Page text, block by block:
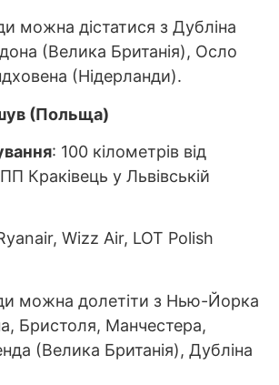
можна дістатися з Дубліна
(Велика Британія), Осло
(Нідерланди).
(Польща)
: 100 кілометрів від
Краківець у Львівській
Wizz Air, LOT Polish
можна долетіти з Нью-Йорка
Бристоля, Манчестера,
(Велика Британія), Дубліна